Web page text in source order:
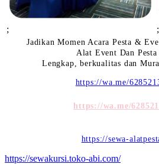
; ;
Jadikan Momen Acara Pesta &
Alat Event Dan
Lengkap, berkualitas dan
https://wa.me/
https://wa.me/
https://sewa-
https://sewakursi.toko-abi.com/